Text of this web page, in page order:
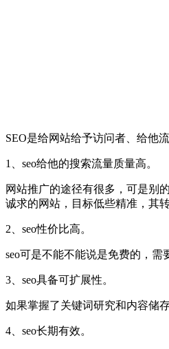
SEO是给网站给予访问者、给他
1、seo给他的搜索流量质量高。
网站推广的途径有很多，可是别
诚求的网站，目标低些精准，其
2、seo性价比高。
seo可是不能不能说是免费的，
3、seo具备可扩展性。
如果掌握了关键词研究和内容储
4、seo长期有效。